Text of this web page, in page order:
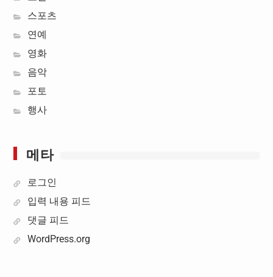
스포츠
연예
영화
음악
포토
행사
메타
로그인
입력 내용 피드
댓글 피드
WordPress.org